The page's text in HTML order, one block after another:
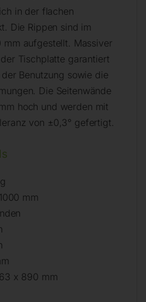
in der flachen
Die Rippen sind im
aufgestellt. Massiver
Tischplatte garantiert
Benutzung sowie die
Die Seitenwände
hoch und werden mit
von ±0,3° gefertigt.
mm
x 890 mm